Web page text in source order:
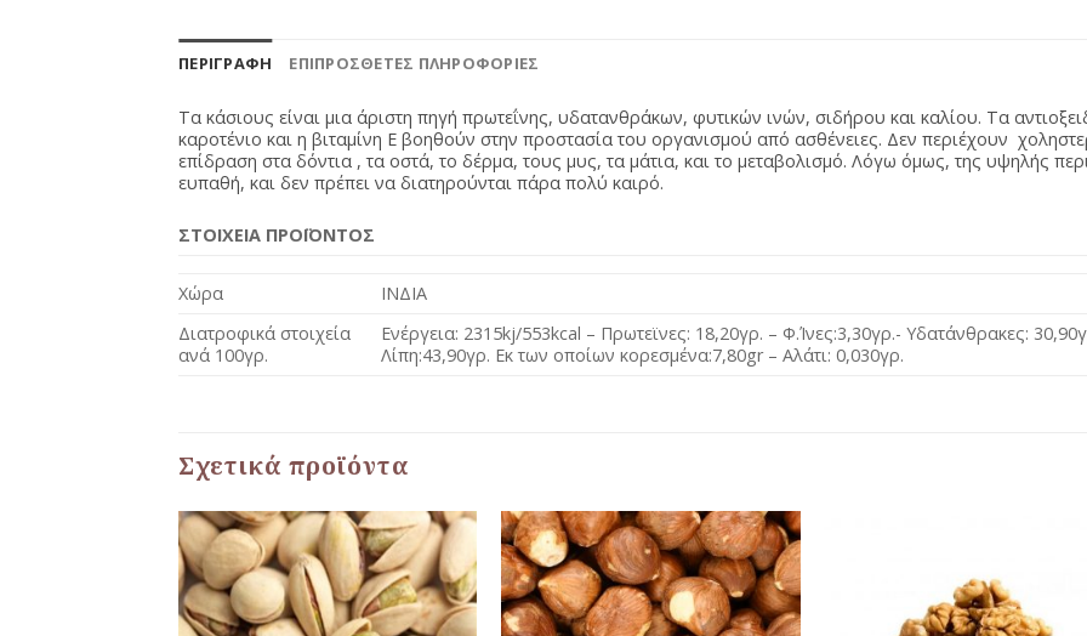
ΠΕΡΙΓΡΑΦΉ ΕΠΙΠΡΌΣΘΕΤΕΣ ΠΛΗΡΟΦΟΡΊΕΣ
Τα κάσιους είναι μια άριστη πηγή πρωτεΐνης, υδατανθράκων, φυτικών ινών, σιδήρου και καλίου. Τα
καροτένιο και η βιταμίνη Ε βοηθούν στην προστασία του οργανισμού από ασθένειες. Δεν περιέχουν
επίδραση στα δόντια , τα οστά, το δέρμα, τους μυς, τα μάτια, και το μεταβολισμό. Λόγω όμως, της υψηλής
ευπαθή, και δεν πρέπει να διατηρούνται πάρα πολύ καιρό.
ΣΤΟΙΧΕΙΑ ΠΡΟΪΟΝΤΟΣ
Χώρα
ΙΝΔΙΑ
Διατροφικά στοιχεία
ανά 100γρ.
Ενέργεια: 2315kj/553kcal – Πρωτεϊνες: 18,20γρ. – Φ.Ίνες:3,30γρ.- Υδατάνθρακες:
Λίπη:43,90γρ. Εκ των οποίων κορεσμένα:7,80gr – Αλάτι: 0,030γρ.
Σχετικά προϊόντα
Προσθήκη
στη Λίστα
Αγαπημένων
Προσθήκη
στη Λίστα
Αγαπημένων